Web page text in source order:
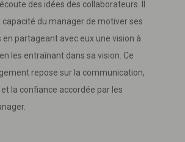
des idées des collaborateurs. Il
capacité du manager de motiver ses
partageant avec eux une vision à
les entraînant dans sa vision. Ce
repose sur la communication,
la confiance accordée par les